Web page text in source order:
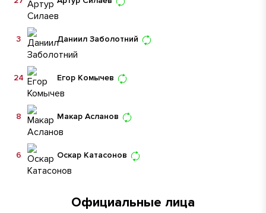
Даниил Заболотний
3
Егор Комычев
24
Макар Асланов
8
Оскар Катасонов
6
Официальные лица